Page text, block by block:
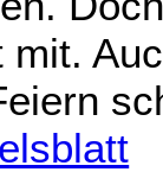
mit.